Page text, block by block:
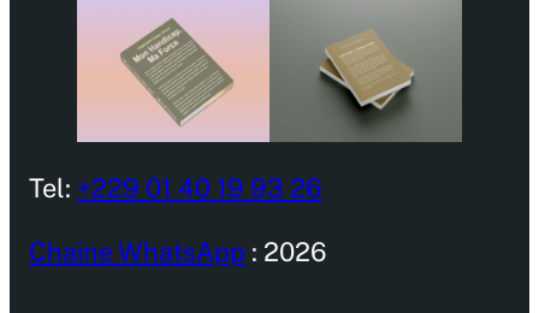
Tel: +229 01 40 19 93 26
Chaine WhatsApp : 2026